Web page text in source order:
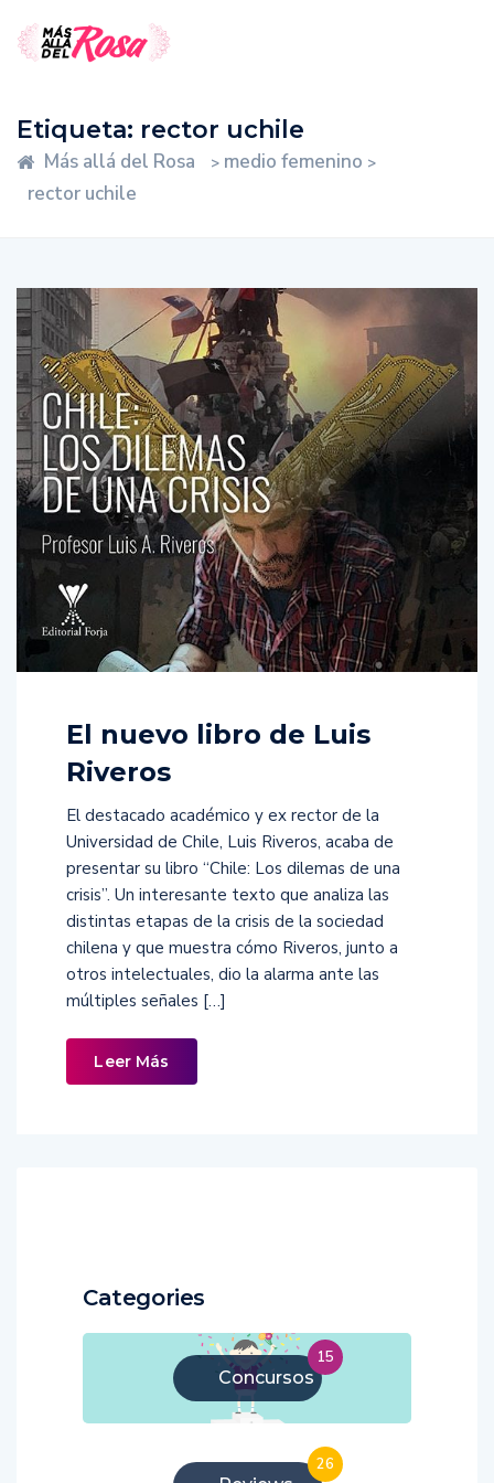
Etiqueta: rector uchile
Más allá del Rosa > medio femenino >
rector uchile
El nuevo libro de Luis
Riveros
El destacado académico y ex rector de la
Universidad de Chile, Luis Riveros, acaba de
presentar su libro “Chile: Los dilemas de una
crisis”. Un interesante texto que analiza las
distintas etapas de la crisis de la sociedad
chilena y que muestra cómo Riveros, junto a
otros intelectuales, dio la alarma ante las
múltiples señales […]
Leer Más
Categories
Concursos
15
26